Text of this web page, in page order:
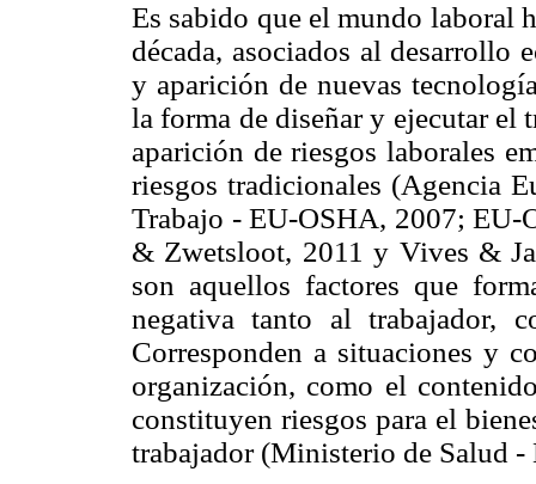
Es sabido que el mundo laboral
década, asociados al desarrollo
y aparición de nuevas
la forma de diseñar y ejecutar el
aparición de riesgos laborales
riesgos tradicionales (Agencia
Trabajo - EU-OSHA, 2007;
& Zwetsloot, 2011 y Vives &
son aquellos factores que
negativa tanto al trabajador,
Corresponden a situaciones y
organización, como el
constituyen riesgos para el
trabajador (Ministerio de Salud